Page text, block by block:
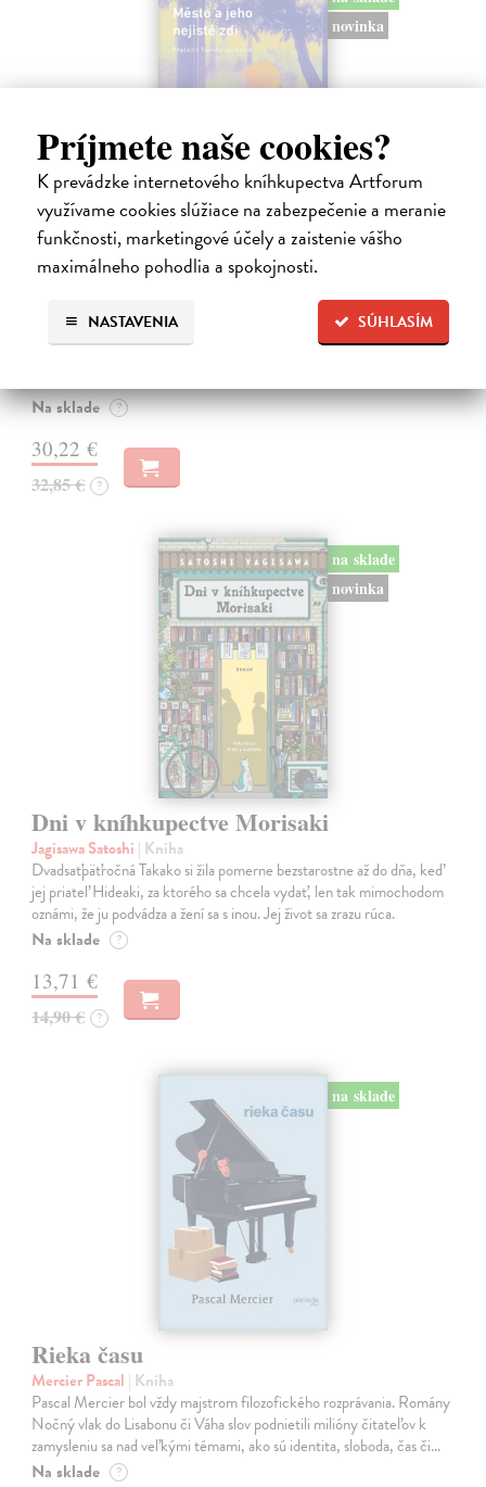
Príjmete naše cookies?
K prevádzke internetového kníhkupectva Artforum
využívame cookies slúžiace na zabezpečenie a meranie
funkčnosti, marketingové účely a zaistenie vášho
maximálneho pohodlia a spokojnosti.
SÚHLASÍM
NASTAVENIA
novinka
Město a jeho nejisté zdi
Ty jsi to byla, kdo mi vyprávěl o tom městě. Město a jeho nejisté zdi –
dlouho očekávaný román Harukiho Murakamiho volně navazuje na
Na sklade ?
30,22 €
32,85 € ?
na sklade
novinka
Dni v kníhkupectve Morisaki
Jagisawa Satoshi | Kniha
Dvadsaťpäťročná Takako si žila pomerne bezstarostne až do dňa, keď
jej priateľ Hideaki, za ktorého sa chcela vydať, len tak mimochodom
oznámi, že ju podvádza a žení sa s inou. Jej život sa zrazu rúca.
Na sklade ?
13,71 €
14,90 € ?
na sklade
Rieka času
Mercier Pascal | Kniha
Pascal Mercier bol vždy majstrom filozofického rozprávania. Romány
Nočný vlak do Lisabonu či Váha slov podnietili milióny čitateľov k
zamysleniu sa nad veľkými témami, ako sú identita, sloboda, čas či…
Na sklade ?